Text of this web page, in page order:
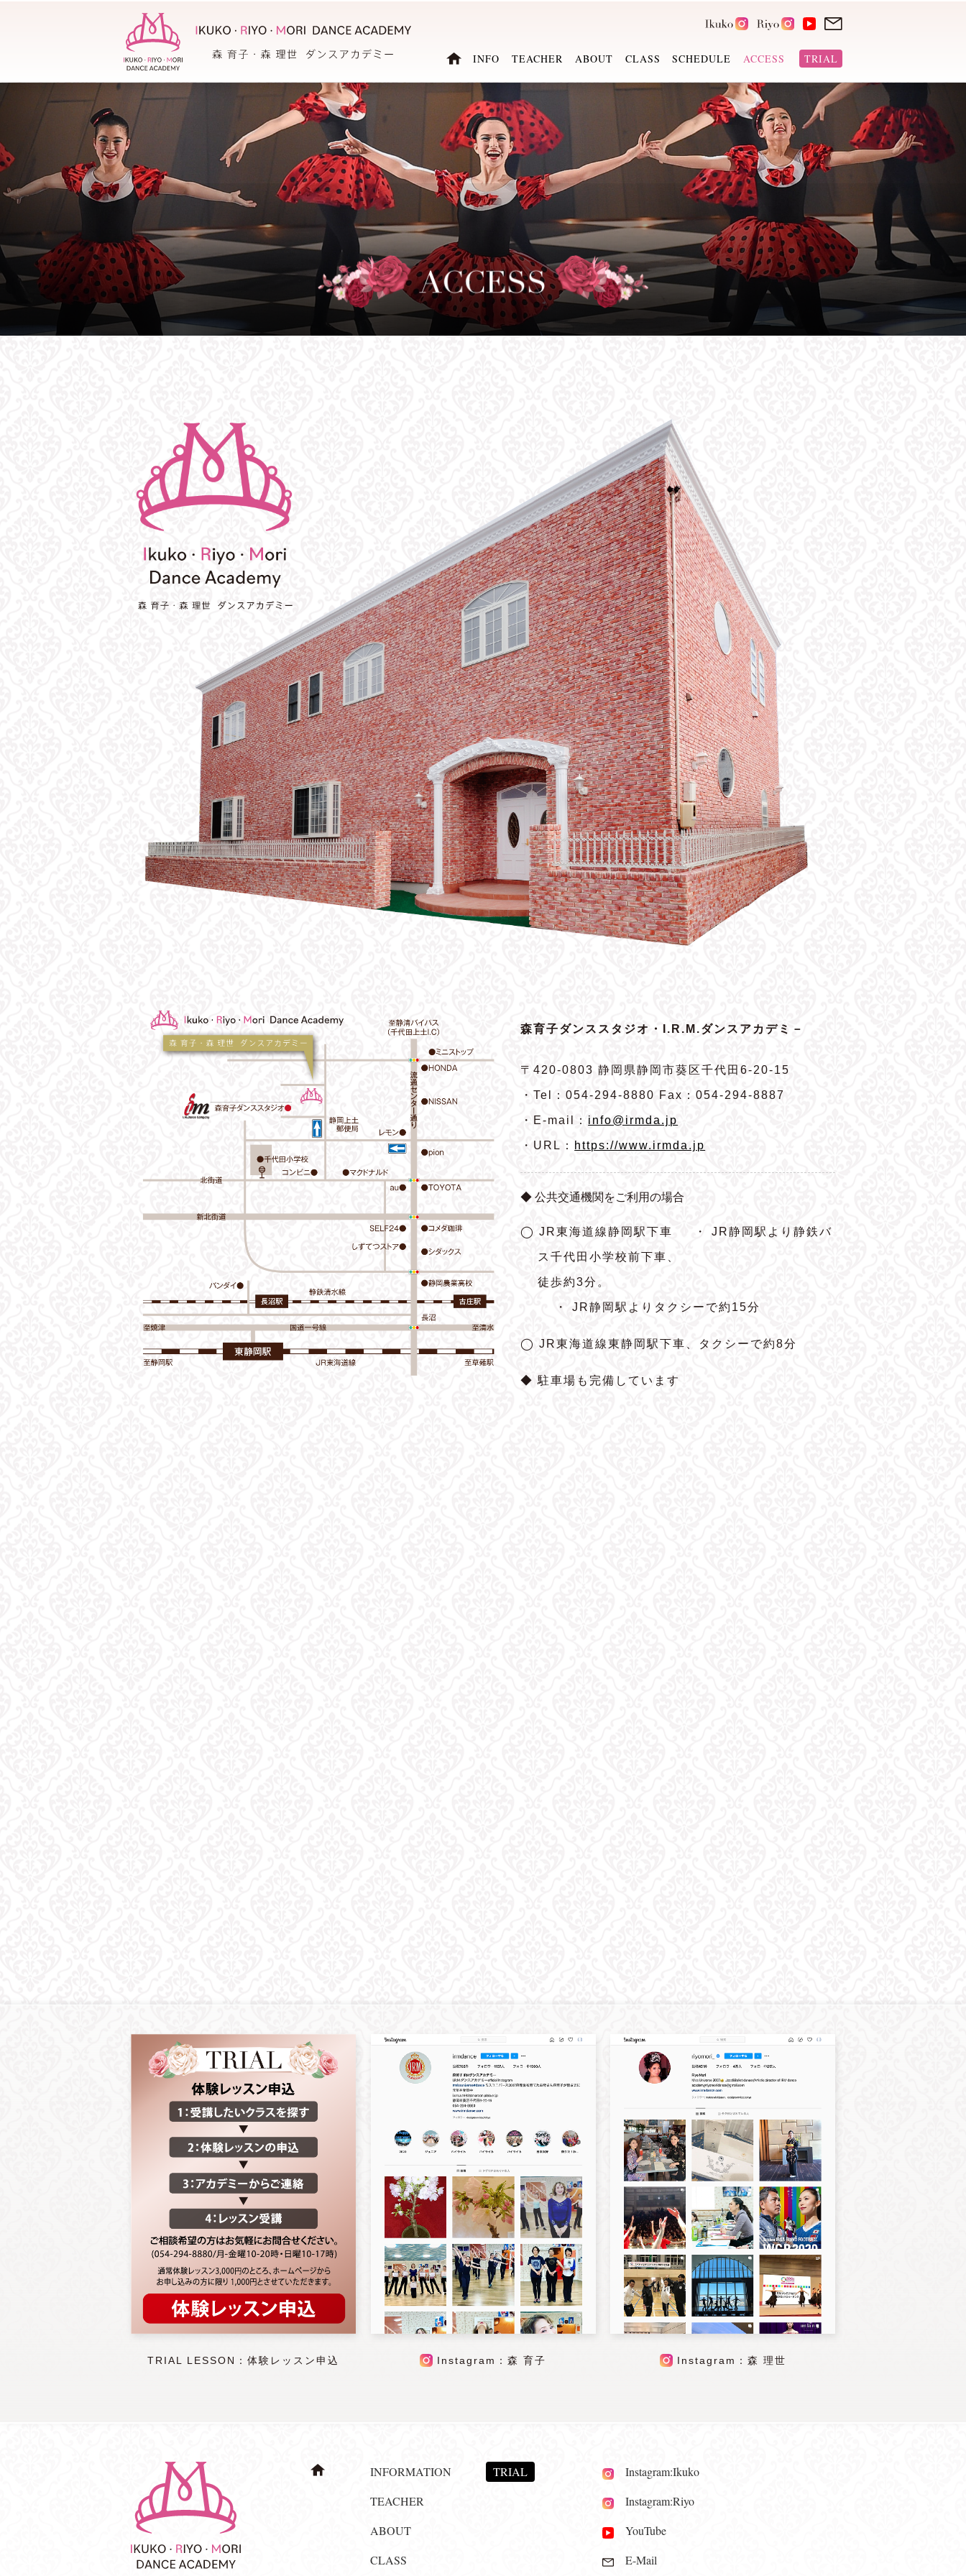
INFO TEACHER ABOUT CLASS SCHEDULE ACCESS TRIAL
森育子ダンススタジオ・I.R.M.ダンスアカデミ－
〒420-0803静岡県静岡市葵区千代田6-20-15
・Tel：054-294-8880 Fax：054-294-8887
・E-mail： info@irmda.jp
・URL： https://www.irmda.jp
◆ 公共交通機関をご利用の場合
◯ JR東海道線静岡駅下車 ・ JR静岡駅より静鉄バ
ス千代田小学校前下車、
徒歩約3分。
・ JR静岡駅よりタクシーで約15分
◯ JR東海道線東静岡駅下車、タクシーで約8分
◆ 駐車場も完備しています
TRIAL LESSON：体験レッスン申込 Instagram：森 育子 Instagram：森 理世
INFORMATION
TEACHER
ABOUT
CLASS
TRIAL
Instagram:Ikuko
Instagram:Riyo
YouTube
E-Mail